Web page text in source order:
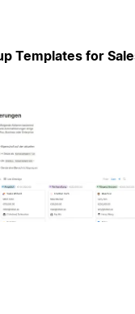
Templates for